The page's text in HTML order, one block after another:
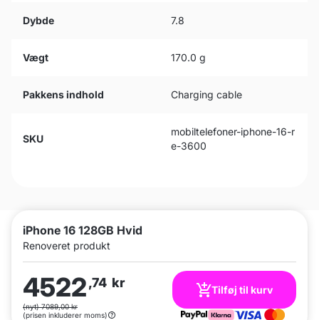
iPhone 16 128GB Hvid
Renoveret produkt
4522,74 kr
(nyt) 7089,00 kr
(prisen inkluderer moms)
Tilføj til kurv
Dybde 7.8
Vægt 170.0 g
Pakkens indhold Charging cable
SKU
mobiltelefoner-iphone-16-r
e-3600